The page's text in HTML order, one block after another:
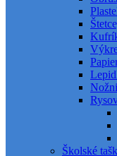
Školské